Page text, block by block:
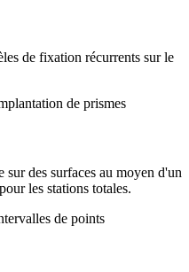
de fixation récurrents sur le
des surfaces au moyen d'un
les stations totales.